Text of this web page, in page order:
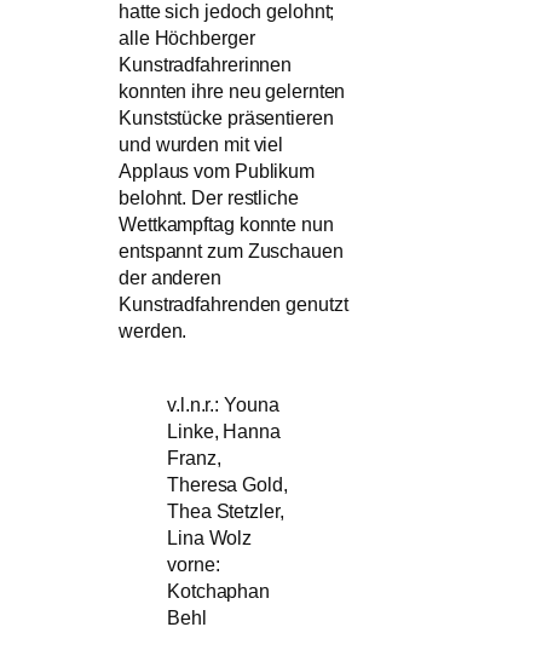
hatte sich jedoch gelohnt;
alle Höchberger
Kunstradfahrerinnen
konnten ihre neu gelernten
Kunststücke präsentieren
und wurden mit viel
Applaus vom Publikum
belohnt. Der restliche
Wettkampftag konnte nun
entspannt zum Zuschauen
der anderen
Kunstradfahrenden genutzt
werden.
v.l.n.r.: Youna
Linke, Hanna
Franz,
Theresa Gold,
Thea Stetzler,
Lina Wolz
vorne:
Kotchaphan
Behl